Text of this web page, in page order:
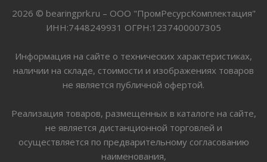
2026 © bearingprk.ru – ООО "ПромРесурсКомплектация"
ИНН:7448249931 ОГРН:1237400007305
Информация на сайте о технических характеристиках,
наличии на складе, стоимости и изображениях товаров
не является публичной офертой.
Реализация товаров, размещенных в каталоге на сайте,
не является дистанционной торговлей и
осуществляется по предварительному согласованию
наименования,